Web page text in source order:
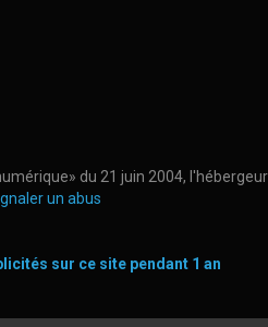
du 21 juin 2004,
un abus
sur ce site pendant 1 an